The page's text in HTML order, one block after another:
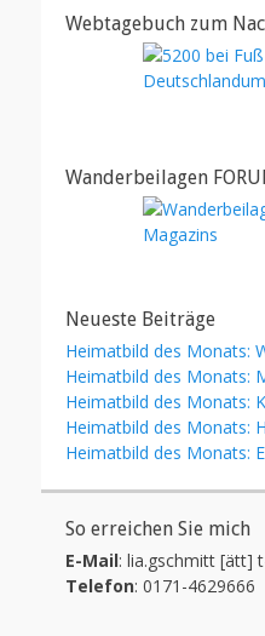
Webtagebuch zum
Wanderbeilagen
Neueste Beiträge
Heimatbild des Monats:
Heimatbild des Monats:
Heimatbild des Monats:
Heimatbild des Monats:
Heimatbild des Monats:
So erreichen Sie mich
E-Mail: lia.gschmitt [ätt]
Telefon: 0171-4629666